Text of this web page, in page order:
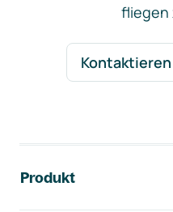
fliegen
Produkt